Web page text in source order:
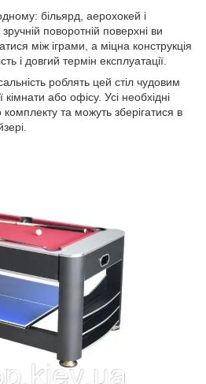
більярд, аерохокей і
поворотній поверхні ви
між іграми, а міцна конструкція
і довгий термін експлуатації.
роблять цей стіл чудовим
або офісу. Усі необхідні
та можуть зберігатися в